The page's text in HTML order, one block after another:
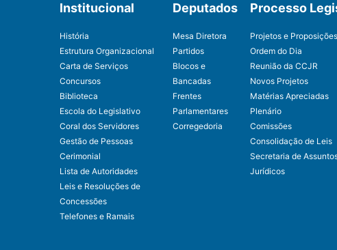
Institucional
História
Estrutura Organizacional
Carta de Serviços
Concursos
Biblioteca
Escola do Legislativo
Coral dos Servidores
Gestão de Pessoas
Cerimonial
Lista de Autoridades
Leis e Resoluções de
Concessões
Telefones e Ramais
Deputados
Mesa Diretora
Partidos
Blocos e
Bancadas
Frentes
Parlamentares
Corregedoria
Processo
Projetos e Proposições
Ordem do Dia
Reunião da CCJR
Novos Projetos
Matérias Apreciadas
Plenário
Comissões
Consolidação de Leis
Secretaria de
Jurídicos